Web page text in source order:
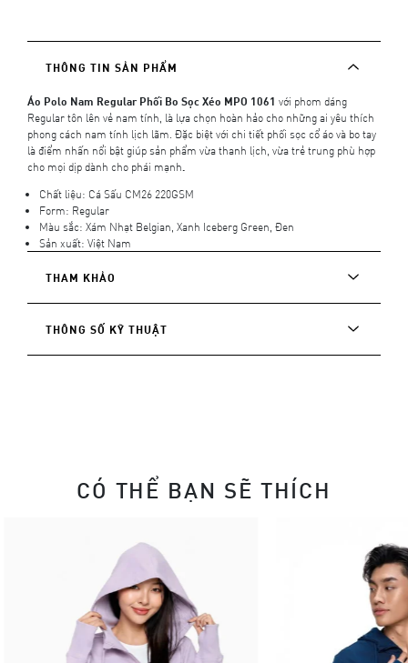
THÔNG TIN SẢN PHẨM
Áo Polo Nam Regular Phối Bo Sọc Xéo MPO 1061 với phom dáng
Regular tôn lên vẻ nam tính, là lựa chọn hoàn hảo cho những ai yêu thích
phong cách nam tính lịch lãm. Đặc biệt với chi tiết phối sọc cổ áo và bo tay
là điểm nhấn nổi bật giúp sản phẩm vừa thanh lịch, vừa trẻ trung phù hợp
cho mọi dịp dành cho phái mạnh
Chất liệu: Cá Sấu CM26 220GSM
Form: Regular
Màu sắc: Xám Nhạt Belgian, Xanh Iceberg Green, Đen
Sản xuất: Việt Nam
THAM KHẢO
THÔNG SỐ KỸ THUẬT
CÓ THỂ BẠN SẼ THÍCH